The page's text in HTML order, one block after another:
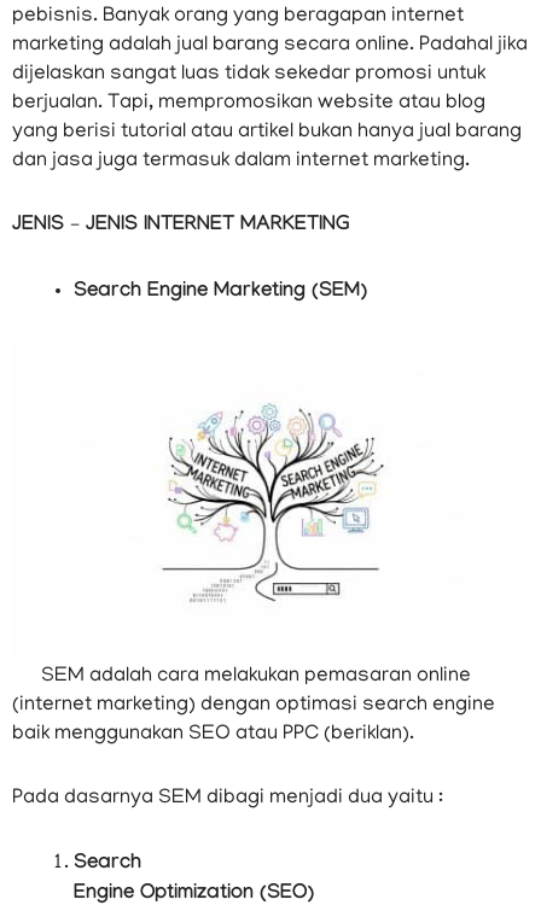
pebisnis. Banyak orang yang beragapan internet
marketing adalah jual barang secara online. Padahal jika
dijelaskan sangat luas tidak sekedar promosi untuk
berjualan. Tapi, mempromosikan website atau blog
yang berisi tutorial atau artikel bukan hanya jual barang
dan jasa juga termasuk dalam internet marketing.
JENIS – JENIS INTERNET MARKETING
Search Engine Marketing (SEM)
SEM adalah cara melakukan pemasaran online
(internet marketing) dengan optimasi search engine
baik menggunakan SEO atau PPC (beriklan).
Pada dasarnya SEM dibagi menjadi dua yaitu :
Search
Engine Optimization (SEO)